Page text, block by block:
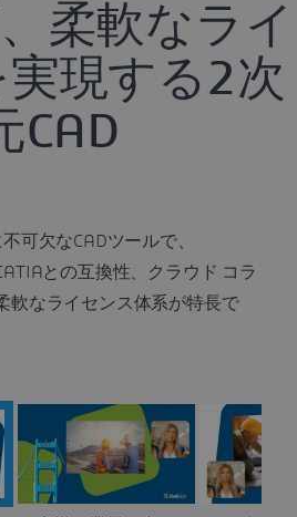
柔軟なライ
現する2次
CAD
可欠なCADツールで、
との互換性、クラウド コラ
軟なライセンス体系が特長で